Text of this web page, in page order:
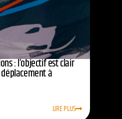
: l’objectif est clair
déplacement à
LIRE PLUS